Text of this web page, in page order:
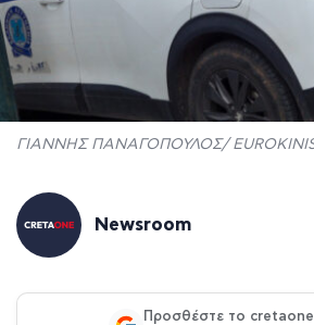
ΓΙΑΝΝΗΣ ΠΑΝΑΓΟΠΟΥΛΟΣ/
Newsroom
Προσθέστε το